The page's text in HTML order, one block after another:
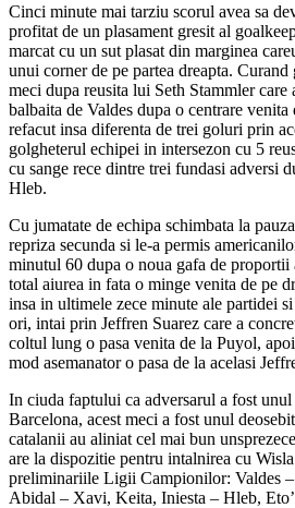
Cinci minute mai tarziu scorul avea sa
profitat de un plasament gresit al
marcat cu un sut plasat din marginea
unui corner de pe partea dreapta. Curand
meci dupa reusita lui Seth Stammler
balbaita de Valdes dupa o centrare venita
refacut insa diferenta de trei goluri prin
golgheterul echipei in intersezon cu 5
cu sange rece dintre trei fundasi adversi
Hleb.
Cu jumatate de echipa schimbata la
repriza secunda si le-a permis
minutul 60 dupa o noua gafa de proportii
total aiurea in fata o minge venita de pe
insa in ultimele zece minute ale partidei
ori, intai prin Jeffren Suarez care a
coltul lung o pasa venita de la Puyol,
mod asemanator o pasa de la acelasi
In ciuda faptului ca adversarul a fost
Barcelona, acest meci a fost unul
catalanii au aliniat cel mai bun
are la dispozitie pentru intalnirea cu
preliminariile Ligii Campionilor: Valdes
Abidal – Xavi, Keita, Iniesta – Hleb,